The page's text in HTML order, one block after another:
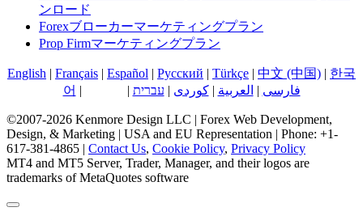
ンロード
Forexブローカーマーケティングプラン
Prop Firmマーケティングプラン
English | Français | Español | Русский | Türkçe | 中文 (中国) | 한국
어 | | עברית | کوردی| العربية | فارسی
©2007-2026 Kenmore Design LLC | Forex Web Development,
Design, & Marketing | USA and EU Representation | Phone: +1-
617-381-4865 | Contact Us, Cookie Policy, Privacy Policy
MT4 and MT5 Server, Trader, Manager, and their logos are
trademarks of MetaQuotes software